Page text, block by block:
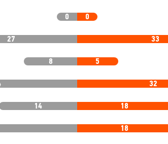
0 0
27 33
8 5
32
14 18
18